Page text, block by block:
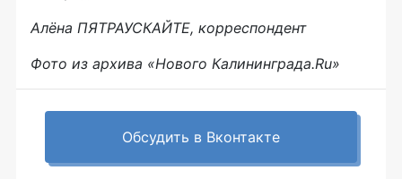
Алёна ПЯТРАУСКАЙТЕ, корреспондент
Фото из архива «Нового Калининграда.Ru»
Обсудить в Вконтакте